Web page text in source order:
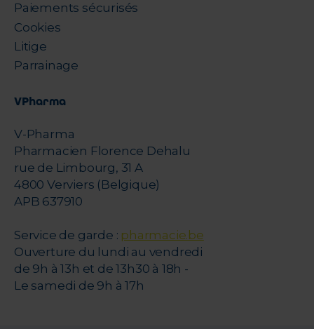
Paiements sécurisés
Cookies
Litige
Parrainage
VPharma
V-Pharma
Pharmacien Florence Dehalu
rue de Limbourg, 31 A
4800 Verviers (Belgique)
APB 637910
Service de garde : pharmacie.be
Ouverture du lundi au vendredi
de 9h à 13h et de 13h30 à 18h -
Le samedi de 9h à 17h